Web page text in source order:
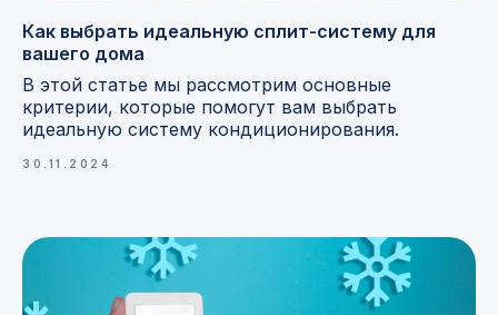
Как выбрать идеальную сплит-систему для
вашего дома
В этой статье мы рассмотрим основные
критерии, которые помогут вам выбрать
идеальную систему кондиционирования.
30.11.2024